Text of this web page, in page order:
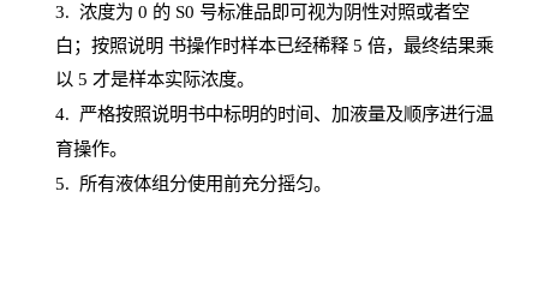
3. 浓度为 0 的 S0 号标准品即可视为阴性对照或者空
白；按照说明 书操作时样本已经稀释5 倍，最终结果乘
以 5 才是样本实际浓度。
4. 严格按照说明书中标明的时间、加液量及顺序进行温
育操作。
5. 所有液体组分使用前充分摇匀。